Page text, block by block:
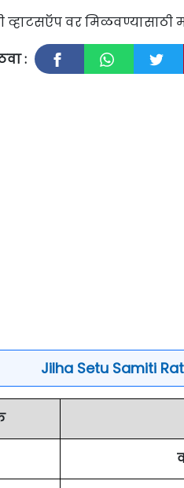
व्हाटसऍप वर
:
Jilha Setu Samiti